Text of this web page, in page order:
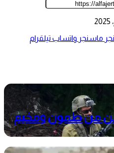
ماسنجر واتساب تيلقرام
من طمون ومخيم